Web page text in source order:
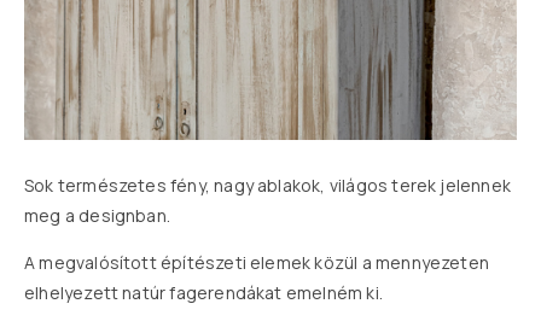
Sok természetes fény, nagy ablakok, világos terek jelennek
meg a designban.
A megvalósított építészeti elemek közül a mennyezeten
elhelyezett natúr fagerendákat emelném ki.